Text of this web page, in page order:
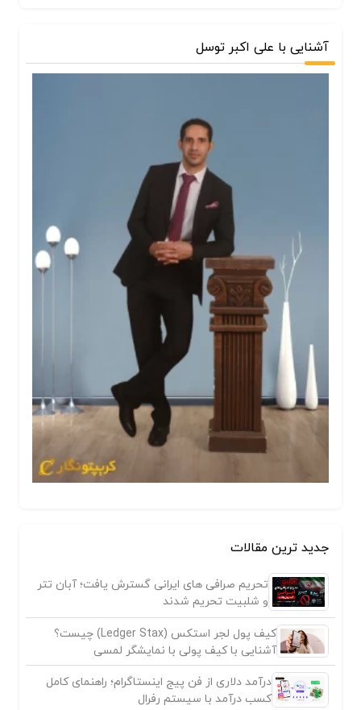
آشنایی با علی اکبر توسل
جدید ترین مقالات
تحریم صرافی های ایرانی گسترش یافت؛ آبان تتر
و شلبیت تحریم شدند
کیف پول لجر استکس (Ledger Stax) چیست؟
آشنایی با کیف پولی با نمایشگر لمسی
درآمد دلاری از فن پیج اینستاگرام؛ راهنمای کامل
کسب درآمد با سیستم رفرال